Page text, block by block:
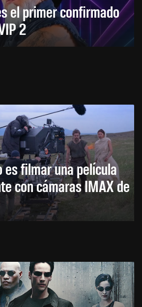
el primer confirmado
2
es filmar una película
con cámaras IMAX de